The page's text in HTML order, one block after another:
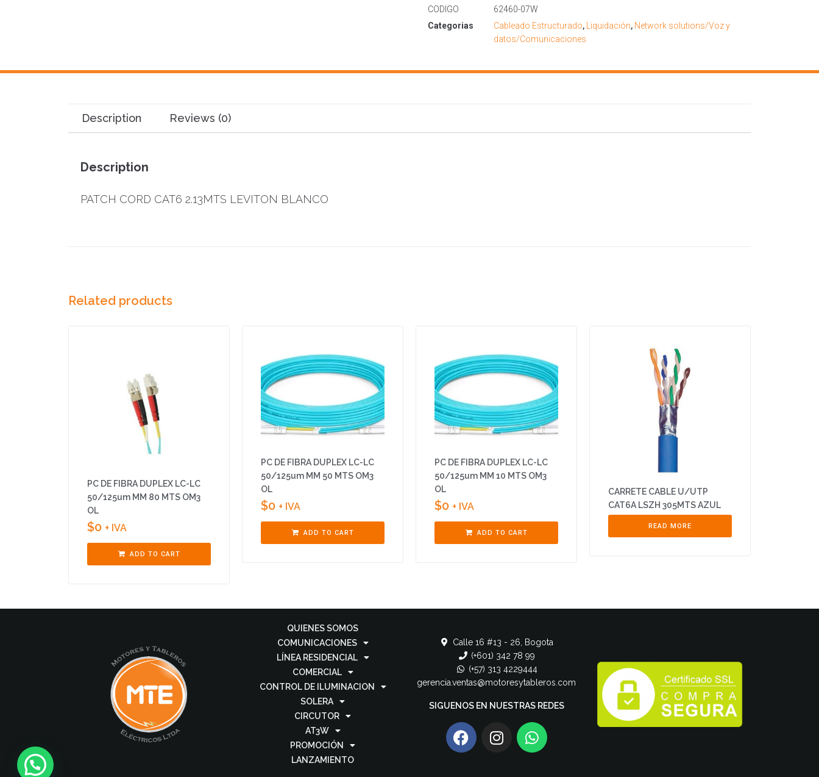
CODIGO
62460-07W
Categorias
Cableado Estructurado, Liquidación, Network solutions/Voz y
datos/Comunicaciones
Description Reviews (0)
Description
PATCH CORD CAT6 2.13MTS LEVITON BLANCO
Related products
PC DE FIBRA DUPLEX LC-LC
50/125um MM 80 MTS OM3
OL
$0 + IVA
ADD TO CART
PC DE FIBRA DUPLEX LC-LC
50/125um MM 50 MTS OM3
OL
$0 + IVA
ADD TO CART
PC DE FIBRA DUPLEX LC-LC
50/125um MM 10 MTS OM3
OL
$0 + IVA
ADD TO CART
CARRETE CABLE U/UTP
CAT6A LSZH 305MTS AZUL
READ MORE
QUIENES SOMOS
COMUNICACIONES
LÍNEA RESIDENCIAL
COMERCIAL
CONTROL DE ILUMINACION
SOLERA
CIRCUTOR
AT3W
PROMOCIÓN
LANZAMIENTO
Calle 16 #13 - 26, Bogota
(+601) 342 78 99
(+57) 313 4229444
gerencia.ventas@motoresytableros.com
SIGUENOS EN NUESTRAS REDES